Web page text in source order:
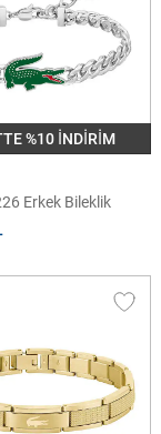
%10 İNDİRİM
Erkek Bileklik